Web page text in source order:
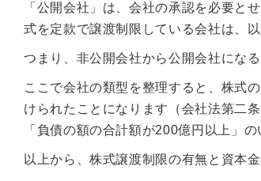
「公開会社」は、会社の承認を必要と
式を定款で譲渡制限している会社は、
つまり、非公開会社から公開会社にな
ここで会社の類型を整理すると、株式
けられたことになります（会社法第二
「負債の額の合計額が200億円以上」
以上から、株式譲渡制限の有無と資本